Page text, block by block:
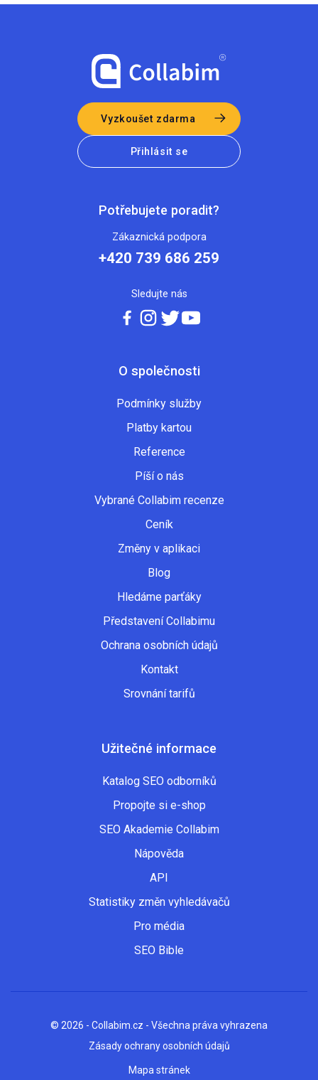
Vyzkoušet zdarma
Přihlásit se
O společnosti
Podmínky služby
Platby kartou
Reference
Píší o nás
Vybrané Collabim recenze
Ceník
Změny v aplikaci
Blog
Hledáme parťáky
Představení Collabimu
Ochrana osobních údajů
Kontakt
Srovnání tarifů
Užitečné informace
Katalog SEO odborníků
Propojte si e-shop
SEO Akademie Collabim
Nápověda
API
Statistiky změn vyhledávačů
Pro média
SEO Bible
Potřebujete poradit?
Zákaznická podpora
+420 739 686 259
Sledujte nás
© 2026 - Collabim.cz - Všechna práva vyhrazena
Zásady ochrany osobních údajů
Mapa stránek